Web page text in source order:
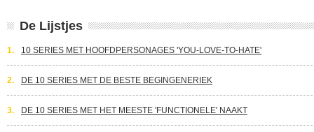
De Lijstjes
1. 10 SERIES MET HOOFDPERSONAGES 'YOU-LOVE-TO-HATE'
2. DE 10 SERIES MET DE BESTE BEGINGENERIEK
3. DE 10 SERIES MET HET MEESTE 'FUNCTIONELE' NAAKT